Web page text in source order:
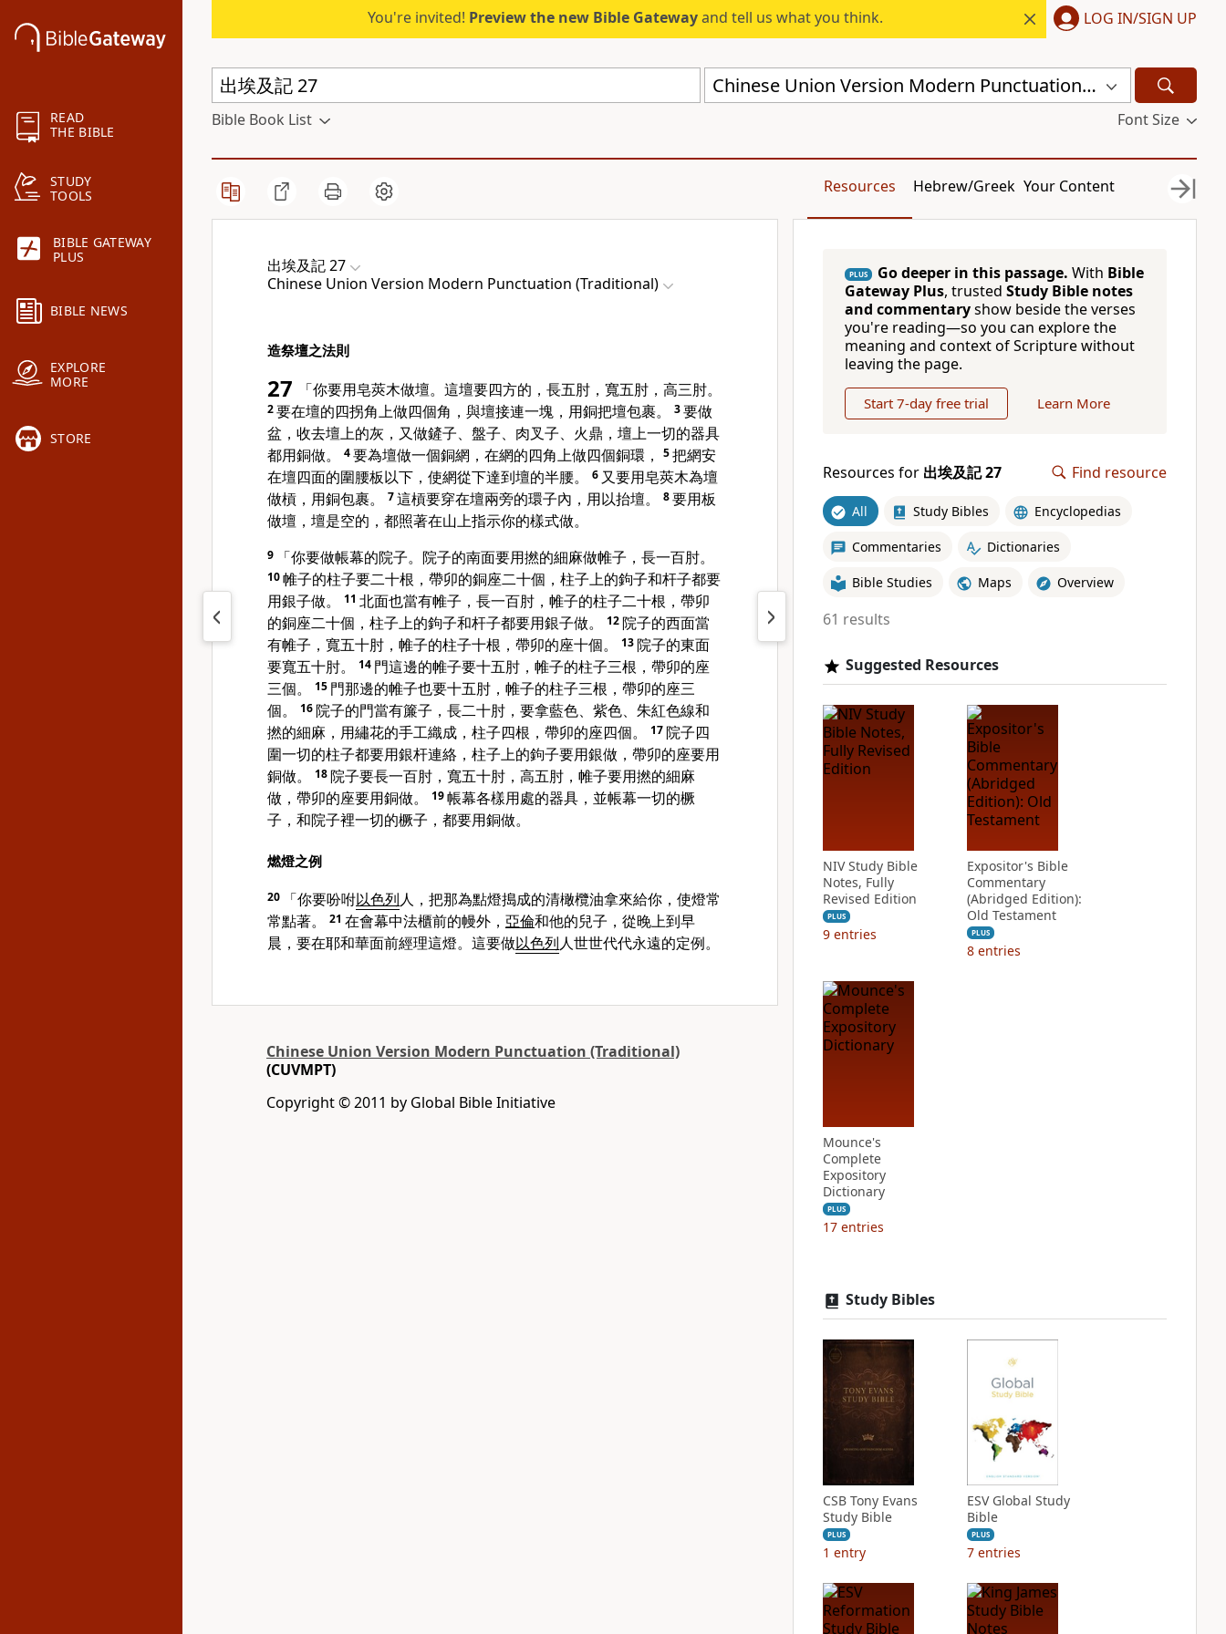
READ
THE BIBLE
STUDY
TOOLS
BIBLE GATEWAY
PLUS
BIBLE NEWS
EXPLORE
MORE
STORE
You're invited! Preview the new Bible Gatewayand tell us what you think. LOG IN/SIGN UP
Chinese Union Version Modern Punctuation (Traditional) (CUVMPT)
Bible Book List Font Size
Resources Hebrew/Greek Your Content
出埃及記 27
Chinese Union Version Modern Punctuation (Traditional)
造祭壇之法則
27 「你要用皂莢木做壇。這壇要四方的，長五肘，寬五肘，高三肘。
2要在壇的四拐角上做四個角，與壇接連一塊，用銅把壇包裹。 3要做
盆，收去壇上的灰，又做鏟子、盤子、肉叉子、火鼎，壇上一切的器具
都用銅做。
4要為壇做一個銅網，在網的四角上做四個銅環， 5把網安
在壇四面的圍腰板以下，使網從下達到壇的半腰。
6 又要用皂莢木為壇
做槓，用銅包裹。
7這槓要穿在壇兩旁的環子內，用以抬壇。 8要用板
做壇，壇是空的，都照著在山上指示你的樣式做。
9 「你要做帳幕的院子。院子的南面要用撚的細麻做帷子，長一百肘。
10帷子的柱子要二十根，帶卯的銅座二十個，柱子上的鉤子和杆子都要
用銀子做。
11 北面也當有帷子，長一百肘，帷子的柱子二十根，帶卯
的銅座二十個，柱子上的鉤子和杆子都要用銀子做。
12院子的西面當
有帷子，寬五十肘，帷子的柱子十根，帶卯的座十個。
13院子的東面
要寬五十肘。
14 門這邊的帷子要十五肘，帷子的柱子三根，帶卯的座
三個。
15 門那邊的帷子也要十五肘，帷子的柱子三根，帶卯的座三
個。
16院子的門當有簾子，長二十肘，要拿藍色、紫色、朱紅色線和
撚的細麻，用繡花的手工織成，柱子四根，帶卯的座四個。
17院子四
圍一切的柱子都要用銀杆連絡，柱子上的鉤子要用銀做，帶卯的座要用
銅做。
18院子要長一百肘，寬五十肘，高五肘，帷子要用撚的細麻
做，帶卯的座要用銅做。
19帳幕各樣用處的器具，並帳幕一切的橛
子，和院子裡一切的橛子，都要用銅做。
燃燈之例
20 「你要吩咐以色列人，把那為點燈搗成的清橄欖油拿來給你，使燈常
常點著。
21 在會幕中法櫃前的幔外， 亞倫和他的兒子，從晚上到早
晨，要在耶和華面前經理這燈。這要做以色列人世世代代永遠的定例。
Chinese Union Version Modern Punctuation (Traditional)
(CUVMPT)
Copyright © 2011 by Global Bible Initiative
PLUS Go deeper in this passage. With Bible
Gateway Plus, trusted Study Bible notes
and commentaryshow beside the verses
you're reading—so you can explore the
meaning and context of Scripture without
leaving the page.
Start 7-day free trial Learn More
Resources for 出埃及記 27 Find resource
All Study Bibles Encyclopedias
Commentaries Dictionaries
Bible Studies Maps Overview
61 results
Suggested Resources
NIV Study Bible
Notes, Fully
Revised Edition
PLUS
9 entries
Expositor's Bible
Commentary
(Abridged Edition):
Old Testament
PLUS
8 entries
Mounce's
Complete
Expository
Dictionary
PLUS
17 entries
Study Bibles
CSB Tony Evans
Study Bible
PLUS
1 entry
ESV Global Study
Bible
PLUS
7 entries